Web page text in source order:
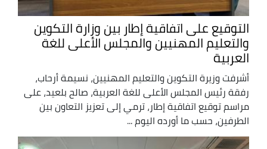
التوقيع على اتفاقية إطار بين وزارة التكوين
والتعليم المهنيين والمجلس الأعلى للغة
العربية
أشرفت وزيرة التكوين والتعليم المهنيين، نسيمة أرحاب،
رفقة رئيس المجلس الأعلى للغة العربية، صالح بلعيد، على
مراسم توقيع اتفاقية إطار، ترمي إلى تعزيز التعاون بين
الطرفين، حسب ما أورده اليوم ...